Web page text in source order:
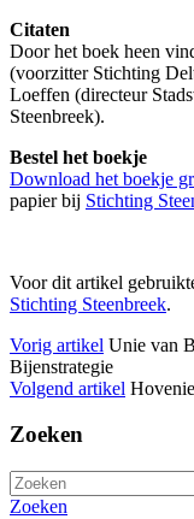
Citaten
Door het boek heen
(voorzitter Stichting
Loeffen (directeur
Steenbreek).
Bestel het boekje
Download het boekje
papier bij Stichting
Voor dit artikel
Stichting Steenbreek.
Vorig artikel Unie van
Bijenstrategie
Volgend artikel
Zoeken
Zoeken